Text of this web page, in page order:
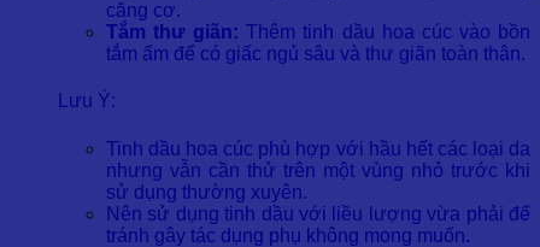
căng cơ.
Tắm thư giãn: Thêm tinh dầu hoa cúc vào bồn
tắm ấm để có giấc ngủ sâu và thư giãn toàn thân.
Lưu Ý:
Tinh dầu hoa cúc phù hợp với hầu hết các loại da
nhưng vẫn cần thử trên một vùng nhỏ trước khi
sử dụng thường xuyên.
Nên sử dụng tinh dầu với liều lượng vừa phải để
tránh gây tác dụng phụ không mong muốn.